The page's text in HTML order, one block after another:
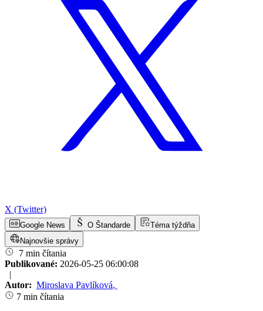
X (Twitter)
Google News O Štandarde
Téma týždňa
Najnovšie správy
7 min čítania
Publikované: 2026-05-25 06:00:08
|
Autor: Miroslava Pavlíková,
7 min čítania